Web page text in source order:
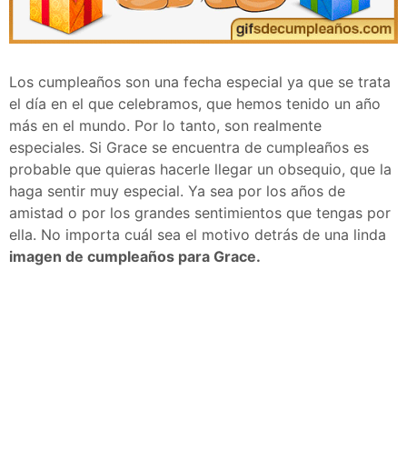
Los cumpleaños son una fecha especial ya que se trata
el día en el que celebramos, que hemos tenido un año
más en el mundo. Por lo tanto, son realmente
especiales. Si Grace se encuentra de cumpleaños es
probable que quieras hacerle llegar un obsequio, que la
haga sentir muy especial. Ya sea por los años de
amistad o por los grandes sentimientos que tengas por
ella. No importa cuál sea el motivo detrás de una linda
imagen de cumpleaños para Grace.